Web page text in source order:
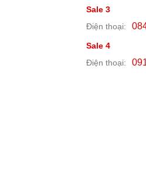
Sale 3
Điện thoại:
Sale 4
Điện thoại: